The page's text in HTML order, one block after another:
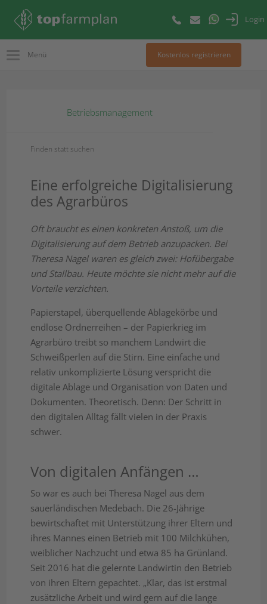
Login
Menü Kostenlos registrieren
Betriebsmanagement
Finden statt suchen
Eine erfolgreiche Digitalisierung
des Agrarbüros
Oft braucht es einen konkreten Anstoß, um die
Digitalisierung auf dem Betrieb anzupacken. Bei
Theresa Nagel waren es gleich zwei: Hofübergabe
und Stallbau. Heute möchte sie nicht mehr auf die
Vorteile verzichten.
Papierstapel, überquellende Ablagekörbe und
endlose Ordnerreihen – der Papierkrieg im
Agrarbüro treibt so manchem Landwirt die
Schweißperlen auf die Stirn. Eine einfache und
relativ unkomplizierte Lösung verspricht die
digitale Ablage und Organisation von Daten und
Dokumenten. Theoretisch. Denn: Der Schritt in
den digitalen Alltag fällt vielen in der Praxis
schwer.
Von digitalen Anfängen …
So war es auch bei Theresa Nagel aus dem
sauerländischen Medebach. Die 26-Jährige
bewirtschaftet mit Unterstützung ihrer Eltern und
ihres Mannes einen Betrieb mit 100 Milchkühen,
weiblicher Nachzucht und etwa 85 ha Grünland.
Seit 2016 hat die gelernte Landwirtin den Betrieb
von ihren Eltern gepachtet. „Klar, das ist erstmal
zusätzliche Arbeit und wird gern auf die lange